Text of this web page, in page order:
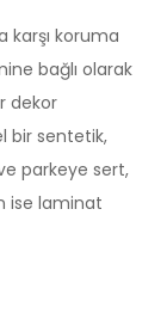
karşı koruma
bağlı olarak
dekor
bir sentetik,
parkeye sert,
ise laminat